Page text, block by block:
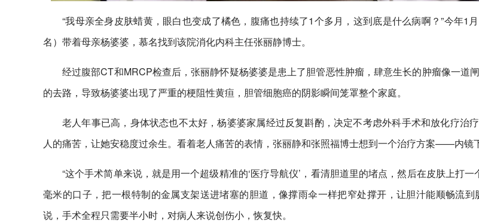
“我母亲全身皮肤蜡黄，眼白也变成了橘色，腹痛也持续了1个多月，这到底是什么病啊？”今年1
名）带着母亲杨婆婆，慕名找到该院消化内科主任张丽静博士。
经过腹部CT和MRCP检查后，张丽静怀疑杨婆婆是患上了胆管恶性肿瘤，肆意生长的肿瘤像一道
的去路，导致杨婆婆出现了严重的梗阻性黄疸，胆管细胞癌的阴影瞬间笼罩整个家庭。
老人年事已高，身体状态也不太好，杨婆婆家属经过反复斟酌，决定不考虑外科手术和放化疗治
人的痛苦，让她安稳度过余生。看着老人痛苦的表情，张丽静和张照福博士想到一个治疗方案——内镜
“这个手术简单来说，就是用一个超级精准的‘医疗导航仪’，看清胆道里的堵点，然后在皮肤上打
毫米的口子，把一根特制的金属支架送进堵塞的胆道，像撑雨伞一样把窄处撑开，让胆汁能顺畅流到
说，手术全程只需要半小时，对病人来说创伤小，恢复快。